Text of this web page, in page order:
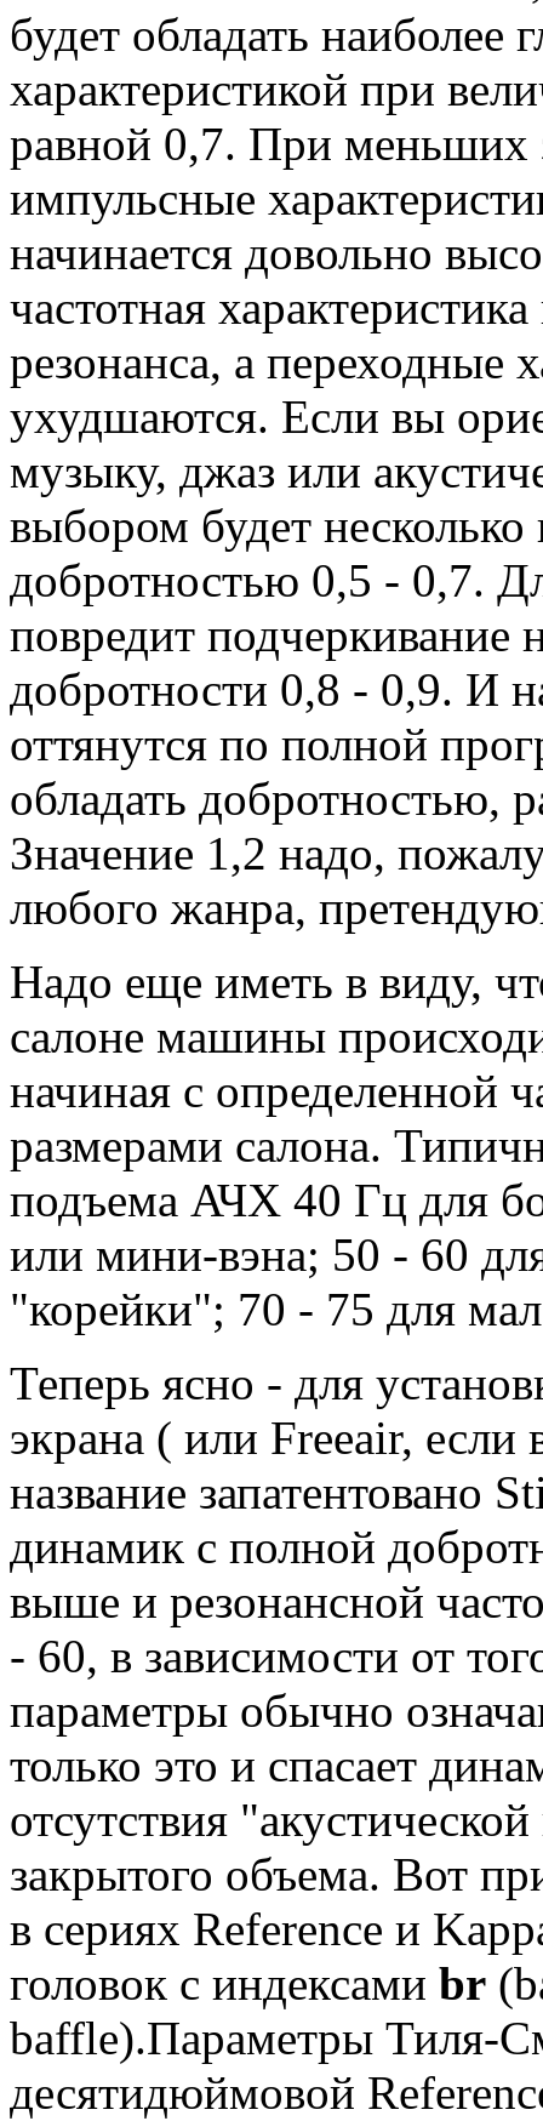
будет обладать наиболее
характеристикой при
равной 0,7. При меньших
импульсные
начинается довольно
частотная
резонанса, а переходные
ухудшаются. Если вы
музыку, джаз или
выбором будет
добротностью 0,5 - 0,7.
повредит подчеркивание
добротности 0,8 - 0,9. И
оттянутся по полной
обладать добротностью,
Значение 1,2 надо,
любого жанра,
Надо еще иметь в виду,
салоне машины
начиная с определенной
размерами салона.
подъема АЧХ 40 Гц для
или мини-вэна; 50 - 60
"корейки"; 70 - 75 для
Теперь ясно - для
экрана ( или Freeair, если
название запатентовано
динамик с полной
выше и резонансной
- 60, в зависимости от
параметры обычно
только это и спасает
отсутствия
закрытого объема. Вот
в сериях Reference и
головок с индексами br
baffle).Параметры Тиля-
десятидюймовой